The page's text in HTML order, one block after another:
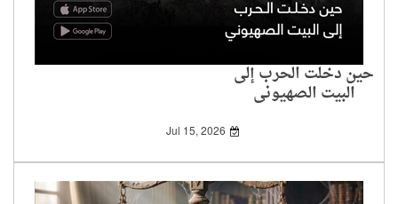
حين دخلت الحرب إلى
البيت الصهيوني
Jul 15, 2026